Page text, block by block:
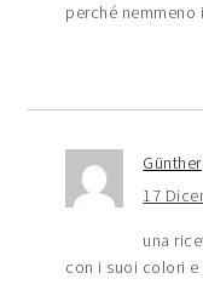
perché nemmeno
Günther
17
una
con i suoi colori